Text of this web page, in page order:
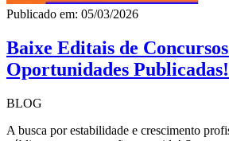
Publicado em: 05/03/2026
Baixe Editais de
Oportunidades Publicadas!
BLOG
A busca por estabilidade e crescimento